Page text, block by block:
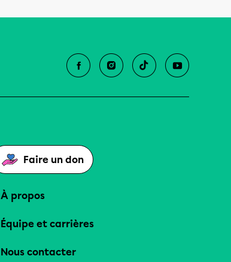
Faire un don
À propos
Équipe et carrières
Nous contacter